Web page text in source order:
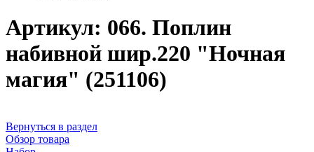
Артикул: 066. Поплин
набивной шир.220 "Ночная
магия" (251106)
Вернуться в раздел
Обзор товара